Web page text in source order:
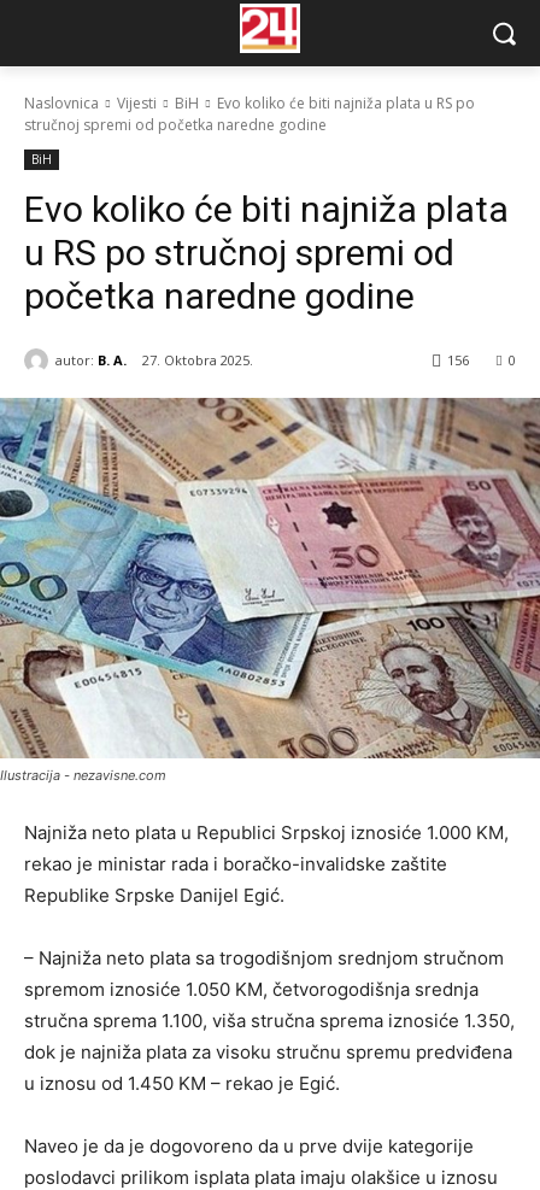
Naslovnica Vijesti BiH
Evo koliko će biti najniža plata u RS po
stručnoj spremi od početka naredne godine
BiH
Evo koliko će biti najniža plata
u RS po stručnoj spremi od
početka naredne godine
autor: B. A. 27. Oktobra 2025. 0
156
Ilustracija - nezavisne.com
Najniža neto plata u Republici Srpskoj iznosiće 1.000 KM,
rekao je ministar rada i boračko-invalidske zaštite
Republike Srpske Danijel Egić.
– Najniža neto plata sa trogodišnjom srednjom stručnom
spremom iznosiće 1.050 KM, četvorogodišnja srednja
stručna sprema 1.100, viša stručna sprema iznosiće 1.350,
dok je najniža plata za visoku stručnu spremu predviđena
u iznosu od 1.450 KM – rekao je Egić.
Naveo je da je dogovoreno da u prve dvije kategorije
poslodavci prilikom isplata plata imaju olakšice u iznosu